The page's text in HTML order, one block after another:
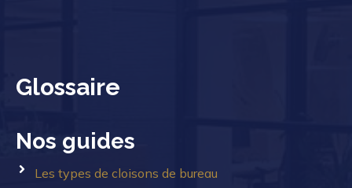
Glossaire
Nos guides
Les types de cloisons de bureau